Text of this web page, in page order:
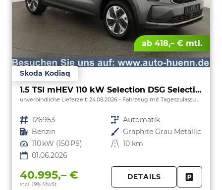
ab 418,– € mtl.
Skoda Kodiaq
1.5 TSI mHEV 110 kW Selection DSG Selection, 7-Sitzer, AHK, Navi, Side, Kamera, Winter, 4 J.- Garantie
unverbindliche Lieferzeit: 24.08.2026 Fahrzeug mit Tageszulassung
Fahrzeugnr. 126953 Getriebe Automatik
Kraftstoff Benzin Außenfarbe Graphite Grau Metallic
Leistung 110 kW (150 PS) Kilometerstand 10 km
01.06.2026
40.995,– €
incl. 19% MwSt.
DETAILS